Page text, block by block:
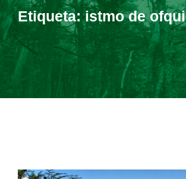
Etiqueta:istmo de ofqui